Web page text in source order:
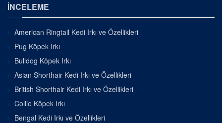
İNCELEME
American Ringtail Kedi Irkı ve Özellikleri
Pug Köpek Irkı
Bulldog Köpek Irkı
Asian Shorthair Kedi Irkı ve Özellikleri
British Shorthair Kedi Irkı ve Özellikleri
Collie Köpek Irkı
Bengal Kedi Irkı ve Özellikleri